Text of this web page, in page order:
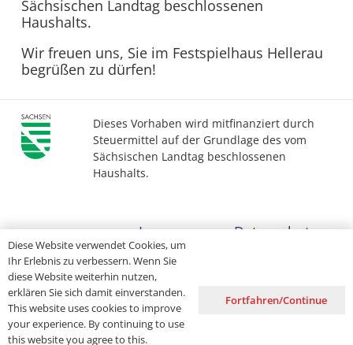
Sächsischen Landtag beschlossenen
Haushalts.
Wir freuen uns, Sie im Festspielhaus Hellerau
begrüßen zu dürfen!
Dieses Vorhaben wird mitfinanziert durch
Steuermittel auf der Grundlage des vom
Sächsischen Landtag beschlossenen
Haushalts.
Impressum
Datenschutz
Diese Website verwendet Cookies, um
Ihr Erlebnis zu verbessern. Wenn Sie
diese Website weiterhin nutzen,
erklären Sie sich damit einverstanden.
This website uses cookies to improve
your experience. By continuing to use
this website you agree to this.
Fortfahren/Continue